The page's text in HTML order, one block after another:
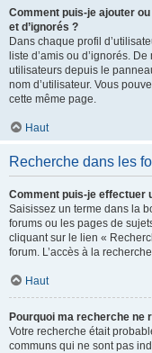
Comment puis-je ajouter
et d’ignorés ?
Dans chaque profil
liste d’amis ou d’ignorés.
utilisateurs depuis le
nom d’utilisateur. Vous
cette même page.
Haut
Recherche dans les
Comment puis-je effectuer
Saisissez un terme dans la
forums ou les pages de
cliquant sur le lien «
forum. L’accès à la
Haut
Pourquoi ma recherche ne
Votre recherche était
communs qui ne sont pas